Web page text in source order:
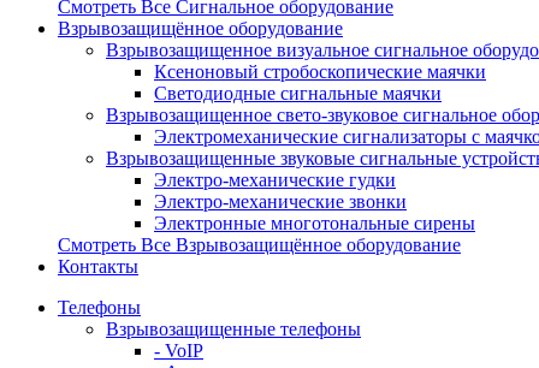
Смотреть Все Сигнальное оборудование
Взрывозащищённое оборудование
Взрывозащищенное визуальное сигнальное
Ксеноновый стробоскопические маячки
Светодиодные сигнальные маячки
Взрывозащищенное свето-звуковое сигнальное
Электромеханические сигнализаторы с
Взрывозащищенные звуковые сигнальные
Электро-механические гудки
Электро-механические звонки
Электронные многотональные сирены
Смотреть Все Взрывозащищённое оборудование
Контакты
Телефоны
Взрывозащищенные телефоны
- VoIP